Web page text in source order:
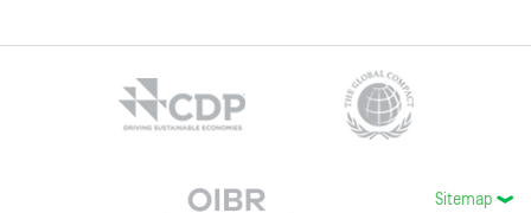
Sitemap